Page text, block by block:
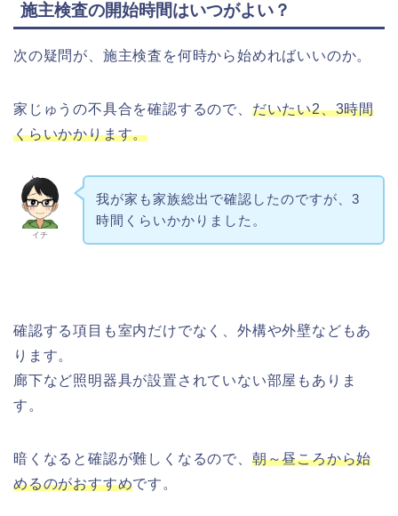
施主検査の開始時間はいつがよい？
次の疑問が、施主検査を何時から始めればいいのか。
家じゅうの不具合を確認するので、 だいたい2、3時間
くらいかかります。
イチ
我が家も家族総出で確認したのですが、3
時間くらいかかりました。
確認する項目も室内だけでなく、外構や外壁などもあ
ります。
廊下など照明器具が設置されていない部屋もありま
す。
暗くなると確認が難しくなるので、 朝～昼ころから始
めるのがおすすめです。